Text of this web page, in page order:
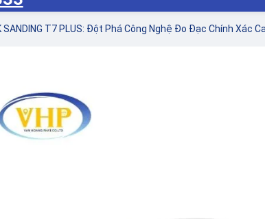
T7 PLUS: Đột Phá Công Nghệ Đo Đạc Chính Xác